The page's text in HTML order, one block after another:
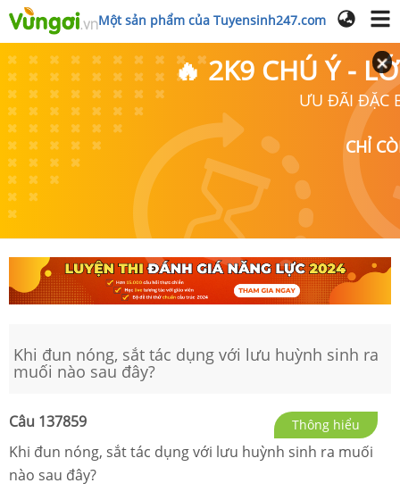
Một sản phẩm của Tuyensinh247.com
🔥 2K9 CHÚ Ý -
ƯU ĐÃI ĐẶC
CHỈ
Khi đun nóng, sắt tác dụng với lưu huỳnh sinh ra
muối nào sau đây?
Câu 137859 Thông hiểu
Khi đun nóng, sắt tác dụng với lưu huỳnh sinh ra muối
nào sau đây?